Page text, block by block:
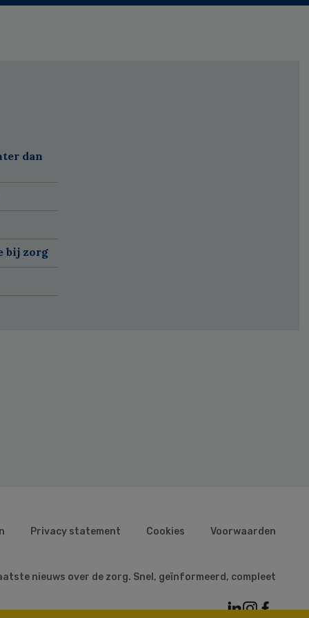
dan
bij zorg
Privacy statement Cookies Voorwaarden
nieuws over de zorg. Snel, geïnformeerd, compleet